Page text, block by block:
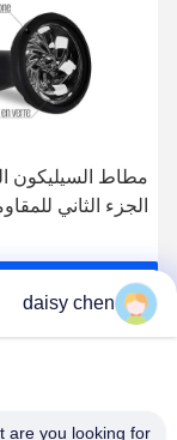
مطاط السيليكون
الجزء الثاني
احصل على
daisy chen
you looking for?